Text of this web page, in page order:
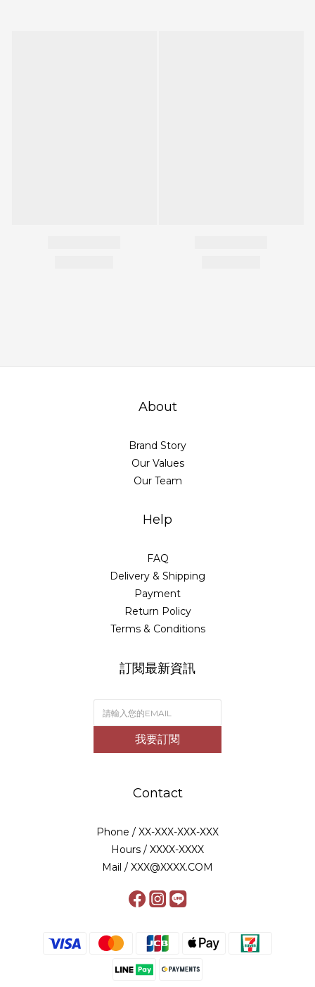
About
Brand Story
Our Values
Our Team
Help
FAQ
Delivery & Shipping
Payment
Return Policy
Terms & Conditions
訂閱最新資訊
我要訂閱
Contact
Phone / XX-XXX-XXX-XXX
Hours / XXXX-XXXX
Mail / XXX@XXXX.COM